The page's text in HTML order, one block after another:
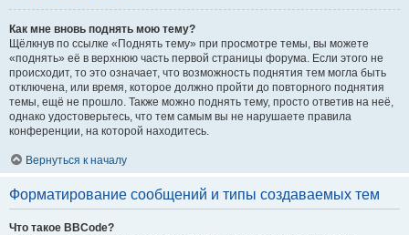
Как мне вновь поднять мою тему?
Щёлкнув по ссылке «Поднять тему» при просмотре темы, вы можете
«поднять» её в верхнюю часть первой страницы форума. Если этого не
происходит, то это означает, что возможность поднятия тем могла быть
отключена, или время, которое должно пройти до повторного поднятия
темы, ещё не прошло. Также можно поднять тему, просто ответив на неё,
однако удостоверьтесь, что тем самым вы не нарушаете правила
конференции, на которой находитесь.
Вернуться к началу
Форматирование сообщений и типы создаваемых тем
Что такое BBCode?